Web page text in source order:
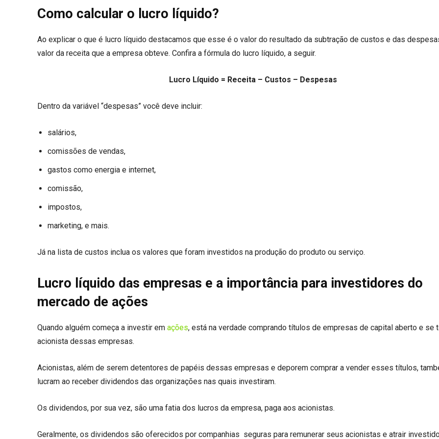
Como calcular o lucro líquido?
Ao explicar o que é lucro líquido destacamos que esse é o valor do resultado da subtração de custos e das
valor da receita que a empresa obteve. Confira a fórmula do lucro líquido, a seguir.
Lucro Líquido = Receita – Custos – Despesas
Dentro da variável “despesas” você deve incluir:
salários,
comissões de vendas,
gastos como energia e internet,
comissão,
impostos,
marketing, e mais.
Já na lista de custos inclua os valores que foram investidos na produção do produto ou serviço.
Lucro líquido das empresas e a importância para investidores do
mercado de ações
Quando alguém começa a investir em ações, está na verdade comprando títulos de empresas de capital aberto e se
acionista dessas empresas.
Acionistas, além de serem detentores de papéis dessas empresas e deporem comprar a vender esses títulos,
lucram ao receber dividendos das organizações nas quais investiram.
Os dividendos, por sua vez, são uma fatia dos lucros da empresa, paga aos acionistas.
Geralmente, os dividendos são oferecidos por companhias seguras para remunerar seus acionistas e atrair